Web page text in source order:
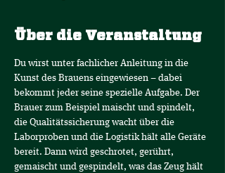
Über die Veranstaltung
Du wirst unter fachlicher Anleitung in die
Kunst des Brauens eingewiesen – dabei
bekommt jeder seine spezielle Aufgabe. Der
Brauer zum Beispiel maischt und spindelt,
die Qualitätssicherung wacht über die
Laborproben und die Logistik hält alle Geräte
bereit. Dann wird geschrotet, gerührt,
gemaischt und gespindelt, was das Zeug hält